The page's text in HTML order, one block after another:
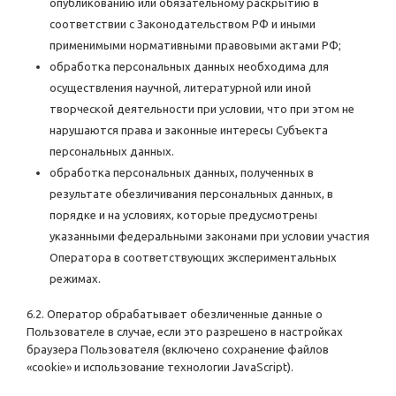
опубликованию или обязательному раскрытию в
соответствии с Законодательством РФ и иными
применимыми нормативными правовыми актами РФ;
обработка персональных данных необходима для
осуществления научной, литературной или иной
творческой деятельности при условии, что при этом не
нарушаются права и законные интересы Субъекта
персональных данных.
обработка персональных данных, полученных в
результате обезличивания персональных данных, в
порядке и на условиях, которые предусмотрены
указанными федеральными законами при условии участия
Оператора в соответствующих экспериментальных
режимах.
6.2. Оператор обрабатывает обезличенные данные о
Пользователе в случае, если это разрешено в настройках
браузера Пользователя (включено сохранение файлов
«cookie» и использование технологии JavaScript).